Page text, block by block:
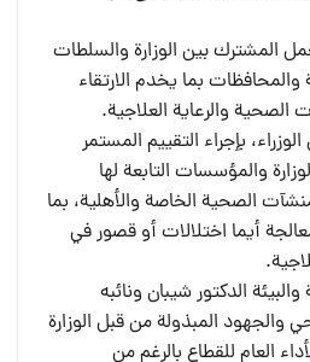
المشترك بين الوزارة والسلطات
والمحافظات بما يخدم الارتقاء
والرعاية العلاجية.
بإجراء التقييم المستمر
والمؤسسات التابعة لها
الصحية الخاصة والأهلية، بما
أيما اختلالات أو قصور في
الدكتور شيبان ونائبه
والجهود المبذولة من قبل الوزارة
العام للقطاع بالرغم من